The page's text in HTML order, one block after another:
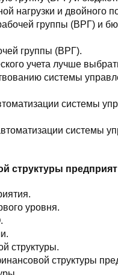
нагрузки и двойного
группы (ВРГ) и
группы (ВРГ).
учета лучше
системы
системы
системы
структуры
уровня.
структуры.
структуры